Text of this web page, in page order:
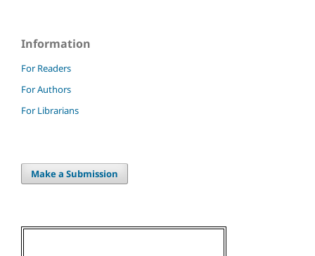
Information
For Readers
For Authors
For Librarians
Make a Submission